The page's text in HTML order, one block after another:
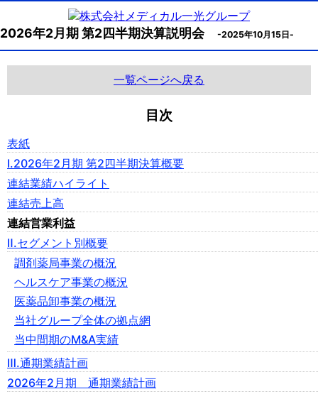
2026年2月期 第2四半期決算説明会 -2025年10月15日-
一覧ページへ戻る
目次
表紙
Ⅰ.2026年2月期 第2四半期決算概要
連結業績ハイライト
連結売上高
連結営業利益
Ⅱ.セグメント別概要
調剤薬局事業の概況
ヘルスケア事業の概況
医薬品卸事業の概況
当社グループ全体の拠点網
当中間期のM&A実績
Ⅲ.通期業績計画
2026年2月期 通期業績計画